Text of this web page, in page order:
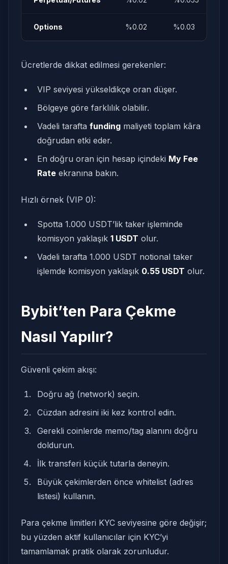
Options %0.02 %0.03
Ücretlerde dikkat edilmesi gerekenler:
VIP seviyesi yükseldikçe oran düşer.
Bölgeye göre farklılık olabilir.
Vadeli tarafta funding maliyeti toplam kâra
doğrudan etki eder.
En doğru oran için hesap içindeki My Fee
Rate ekranına bakın.
Hızlı örnek (VIP 0):
Spotta 1.000 USDT’lik taker işleminde
komisyon yaklaşık 1 USDT olur.
Vadeli tarafta 1.000 USDT notional taker
işlemde komisyon yaklaşık 0.55 USDT olur.
Bybit’ten Para Çekme
Nasıl Yapılır?
Güvenli çekim akışı:
Doğru ağ (network) seçin.
Cüzdan adresini iki kez kontrol edin.
Gerekli coinlerde memo/tag alanını doğru
doldurun.
İlk transferi küçük tutarla deneyin.
Büyük çekimlerden önce whitelist (adres
listesi) kullanın.
Para çekme limitleri KYC seviyesine göre değişir;
bu yüzden aktif kullanıcılar için KYC’yi
tamamlamak pratik olarak zorunludur.